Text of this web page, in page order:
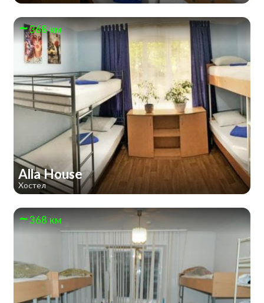
368 км
Alla House
Хостел
368 км